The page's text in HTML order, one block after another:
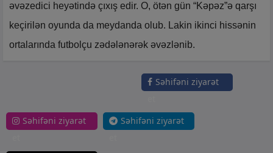
əvəzedici heyətində çıxış edir. O, ötən gün “Kəpəz”ə qarşı
keçirilən oyunda da meydanda olub. Lakin ikinci hissənin
ortalarında futbolçu zədələnərək əvəzlənib.
Səhifəni ziyarət
Səhifəni ziyarət
Səhifəni ziyarət